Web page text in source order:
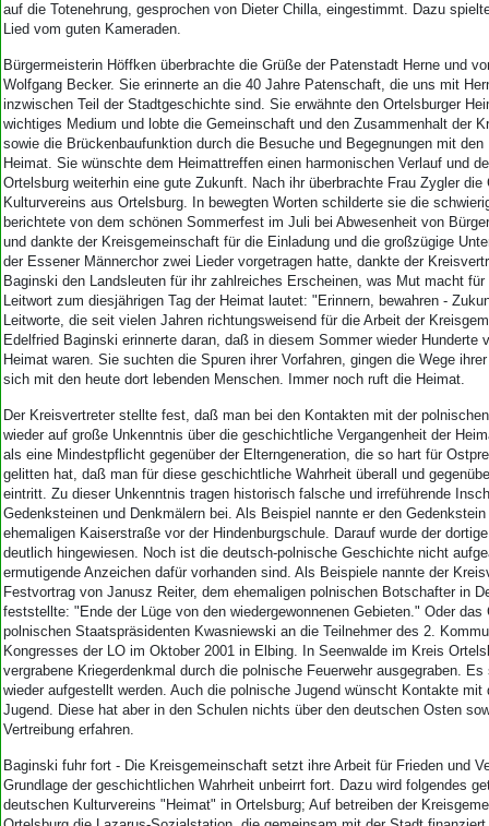
auf die Totenehrung, gesprochen von Dieter Chilla, eingestimmt. Dazu
Lied vom guten Kameraden.
Bürgermeisterin Höffken überbrachte die Grüße der Patenstadt Herne und
Wolfgang Becker. Sie erinnerte an die 40 Jahre Patenschaft, die uns mit
inzwischen Teil der Stadtgeschichte sind. Sie erwähnte den Ortelsburger
wichtiges Medium und lobte die Gemeinschaft und den Zusammenhalt der
sowie die Brückenbaufunktion durch die Besuche und Begegnungen mit den
Heimat. Sie wünschte dem Heimattreffen einen harmonischen Verlauf und
Ortelsburg weiterhin eine gute Zukunft. Nach ihr überbrachte Frau Zygler
Kulturvereins aus Ortelsburg. In bewegten Worten schilderte sie die
berichtete von dem schönen Sommerfest im Juli bei Abwesenheit von
und dankte der Kreisgemeinschaft für die Einladung und die großzügige
der Essener Männerchor zwei Lieder vorgetragen hatte, dankte der
Baginski den Landsleuten für ihr zahlreiches Erscheinen, was Mut macht
Leitwort zum diesjährigen Tag der Heimat lautet: "Erinnern, bewahren -
Leitworte, die seit vielen Jahren richtungsweisend für die Arbeit der
Edelfried Baginski erinnerte daran, daß in diesem Sommer wieder Hunderte
Heimat waren. Sie suchten die Spuren ihrer Vorfahren, gingen die Wege
sich mit den heute dort lebenden Menschen. Immer noch ruft die Heimat.
Der Kreisvertreter stellte fest, daß man bei den Kontakten mit der
wieder auf große Unkenntnis über die geschichtliche Vergangenheit der
als eine Mindestpflicht gegenüber der Elterngeneration, die so hart für
gelitten hat, daß man für diese geschichtliche Wahrheit überall und
eintritt. Zu dieser Unkenntnis tragen historisch falsche und irreführende
Gedenksteinen und Denkmälern bei. Als Beispiel nannte er den
ehemaligen Kaiserstraße vor der Hindenburgschule. Darauf wurde der
deutlich hingewiesen. Noch ist die deutsch-polnische Geschichte nicht
ermutigende Anzeichen dafür vorhanden sind. Als Beispiele nannte der
Festvortrag von Janusz Reiter, dem ehemaligen polnischen Botschafter in
feststellte: "Ende der Lüge von den wiedergewonnenen Gebieten." Oder das
polnischen Staatspräsidenten Kwasniewski an die Teilnehmer des 2.
Kongresses der LO im Oktober 2001 in Elbing. In Seenwalde im Kreis
vergrabene Kriegerdenkmal durch die polnische Feuerwehr ausgegraben.
wieder aufgestellt werden. Auch die polnische Jugend wünscht Kontakte mit
Jugend. Diese hat aber in den Schulen nichts über den deutschen Osten
Vertreibung erfahren.
Baginski fuhr fort - Die Kreisgemeinschaft setzt ihre Arbeit für Frieden und
Grundlage der geschichtlichen Wahrheit unbeirrt fort. Dazu wird folgendes
deutschen Kulturvereins "Heimat" in Ortelsburg; Auf betreiben der